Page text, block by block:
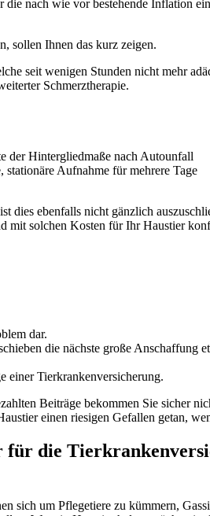
nach wie vor bestehende Inflation
sollen Ihnen das kurz zeigen.
seit wenigen Stunden nicht mehr
Schmerztherapie.
der Hintergliedmaße nach Autounfall
Aufnahme für mehrere Tage
dies ebenfalls nicht gänzlich
solchen Kosten für Ihr Haustier
dar.
die nächste große Anschaffung
einer Tierkrankenversicherung.
Beiträge bekommen Sie sicher
einen riesigen Gefallen getan,
die
sich um Pflegetiere zu kümmern,